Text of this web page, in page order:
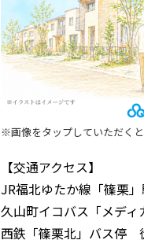
※画像をタップしていただく
【交通アクセス】
JR福北ゆたか線「篠栗
久山町イコバス「メデ
西鉄「篠栗北」バス停